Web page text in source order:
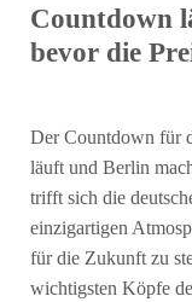
Countdown
bevor die
Der Countdown für
läuft und Berlin
trifft sich die
einzigartigen
für die Zukunft zu
wichtigsten Köpfe